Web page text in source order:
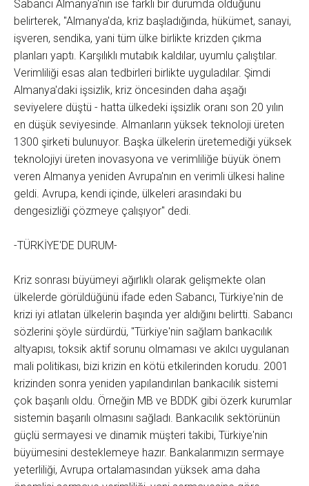
Sabancı Almanya'nın ise farklı bir durumda olduğunu
belirterek, "Almanya'da, kriz başladığında, hükümet, sanayi,
işveren, sendika, yani tüm ülke birlikte krizden çıkma
planları yaptı. Karşılıklı mutabık kaldılar, uyumlu çalıştılar.
Verimliliği esas alan tedbirleri birlikte uyguladılar. Şimdi
Almanya'daki işsizlik, kriz öncesinden daha aşağı
seviyelere düştü - hatta ülkedeki işsizlik oranı son 20 yılın
en düşük seviyesinde. Almanların yüksek teknoloji üreten
1300 şirketi bulunuyor. Başka ülkelerin üretemediği yüksek
teknolojiyi üreten inovasyona ve verimliliğe büyük önem
veren Almanya yeniden Avrupa'nın en verimli ülkesi haline
geldi. Avrupa, kendi içinde, ülkeleri arasındaki bu
dengesizliği çözmeye çalışıyor" dedi.
-TÜRKİYE'DE DURUM-
Kriz sonrası büyümeyi ağırlıklı olarak gelişmekte olan
ülkelerde görüldüğünü ifade eden Sabancı, Türkiye'nin de
krizi iyi atlatan ülkelerin başında yer aldığını belirtti. Sabancı
sözlerini şöyle sürdürdü, "Türkiye'nin sağlam bankacılık
altyapısı, toksik aktif sorunu olmaması ve akılcı uygulanan
mali politikası, bizi krizin en kötü etkilerinden korudu. 2001
krizinden sonra yeniden yapılandırılan bankacılık sistemi
çok başarılı oldu. Örneğin MB ve BDDK gibi özerk kurumlar
sistemin başarılı olmasını sağladı. Bankacılık sektörünün
güçlü sermayesi ve dinamik müşteri takibi, Türkiye'nin
büyümesini desteklemeye hazır. Bankalarımızın sermaye
yeterliliği, Avrupa ortalamasından yüksek ama daha